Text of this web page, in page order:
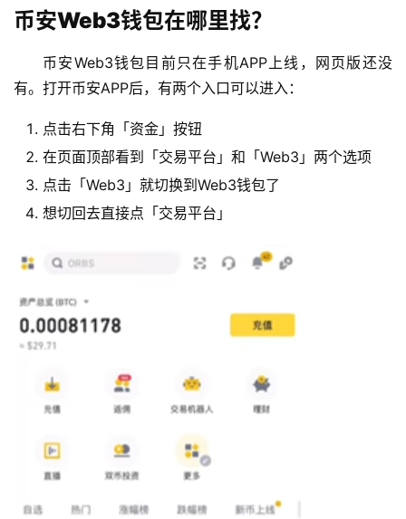
币安Web3钱包在哪里找？
币安Web3钱包目前只在手机APP上线，网页版还没
有。打开币安APP后，有两个入口可以进入：
点击右下角「资金」按钮
在页面顶部看到「交易平台」和「Web3」两个选项
点击「Web3」就切换到Web3钱包了
想切回去直接点「交易平台」